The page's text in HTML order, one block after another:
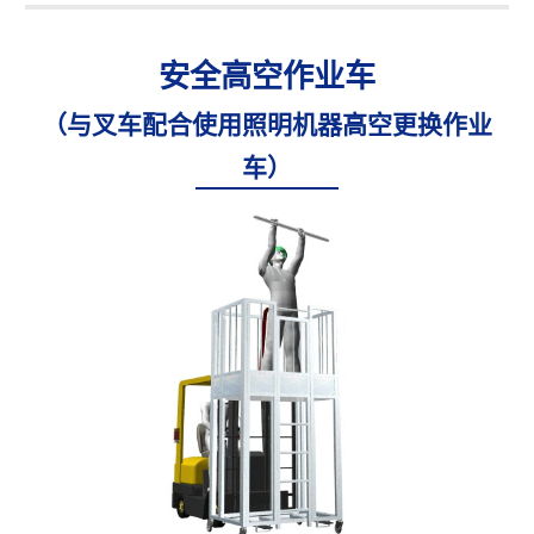
安全高空作业车
（与叉车配合使用照明机器高空更换作业
车）